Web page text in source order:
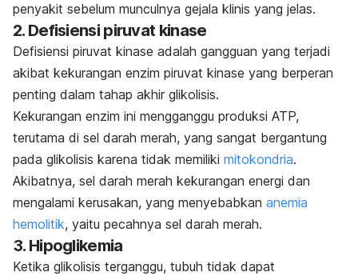
penyakit sebelum munculnya gejala klinis yang jelas.
2. Defisiensi piruvat kinase
Defisiensi piruvat kinase adalah gangguan yang terjadi
akibat kekurangan enzim piruvat kinase yang berperan
penting dalam tahap akhir glikolisis.
Kekurangan enzim ini mengganggu produksi ATP,
terutama di sel darah merah, yang sangat bergantung
pada glikolisis karena tidak memiliki mitokondria.
Akibatnya, sel darah merah kekurangan energi dan
mengalami kerusakan, yang menyebabkan anemia
hemolitik, yaitu pecahnya sel darah merah.
3. Hipoglikemia
Ketika glikolisis terganggu, tubuh tidak dapat